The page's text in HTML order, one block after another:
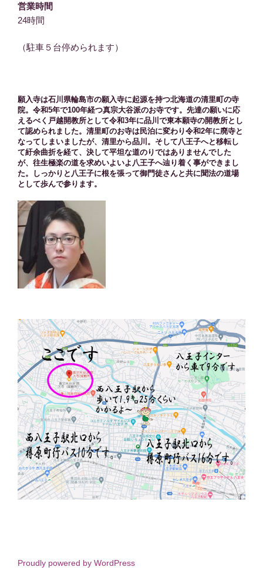
営業時間
24時間
（駐車５台停められます）
願入寺は石川県輪島市の願入寺に起源を持つ北海道の清里町の寺
院。令和5年で100年経つ真宗大谷派のお寺です。先達の願いに応
えるべく戸越開教所として令和3年に品川で東本願寺の開教所とし
て認められました。清里町のお寺は民泊に変わり令和2年に廃寺と
なってしまいましたが、清里から品川。そして八王子へと移転し
て紆余曲折を経て、決して平坦な道のりではありませんでした
が、往生極楽の道を求めいよいよ八王子へ辿り着く事ができまし
た。しっかりと八王子に根を張って御門徒さんと共に聞法の道場
として歩んで参ります。
Proudly powered by WordPress